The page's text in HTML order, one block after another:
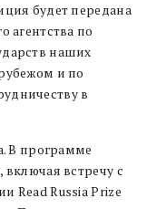
будет передана
агентства по
наших
и по
в
В программе
встречу с
Read Russia Prize